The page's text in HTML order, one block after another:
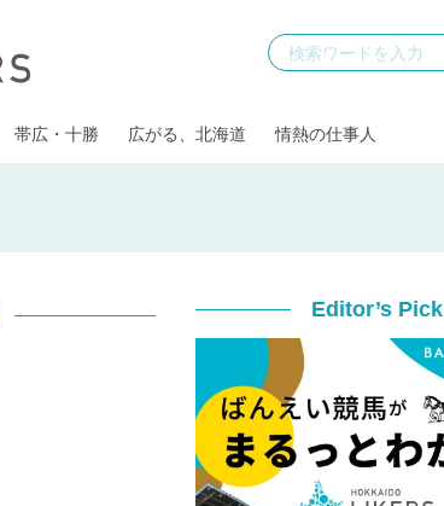
帯広・十勝 広がる、北海道 情熱の仕事人
Editor’s Pick